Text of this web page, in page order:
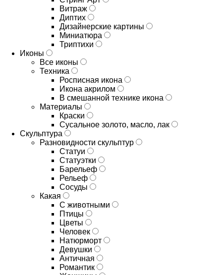
Витраж
Диптих
Дизайнерские картины
Миниатюра
Триптихи
Иконы
Все иконы
Техника
Росписная икона
Икона акрилом
В смешанной технике икона
Материалы
Краски
Сусальное золото, масло, лак
Скульптура
Разновидности скульптур
Статуи
Статуэтки
Барельеф
Рельеф
Сосуды
Какая
С животными
Птицы
Цветы
Человек
Натюрморт
Девушки
Античная
Романтик